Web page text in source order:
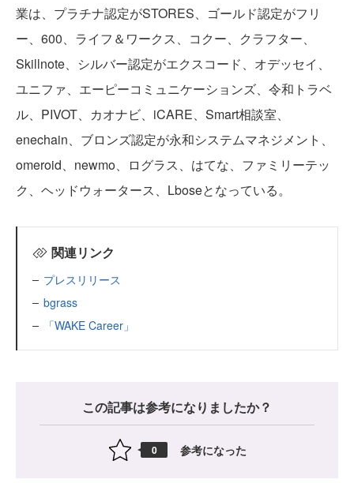
業は、プラチナ認定がSTORES、ゴールド認定がフリ
ー、600、ライフ＆ワークス、コクー、クラフター、
Skillnote、シルバー認定がエクスコード、オデッセイ、
ユニファ、エーピーコミュニケーションズ、令和トラベ
ル、PIVOT、カオナビ、iCARE、Smart相談室、
enechain、ブロンズ認定が永和システムマネジメント、
omeroid、newmo、ログラス、はてな、ファミリーテッ
ク、ヘッドウォータース、Lboseとなっている。
関連リンク
プレスリリース
bgrass
「WAKE Career」
この記事は参考になりましたか？
0 参考になった